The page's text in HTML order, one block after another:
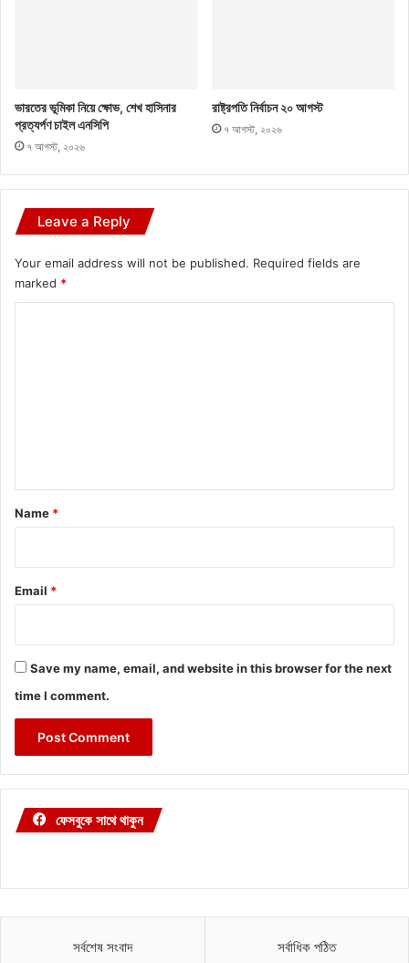
ভারতের ভূমিকা নিয়ে ক্ষোভ, শেখ হাসিনার
প্রত্যর্পণ চাইল এনসিপি
৭ আগস্ট, ২০২৬
রাষ্ট্রপতি নির্বাচন ২০ আগস্ট
৭ আগস্ট, ২০২৬
Leave a Reply
Your email address will not be published. Required fields are
marked *
*
Name *
Email *
Save my name, email, and website in this browser for the next
time I comment.
ফেসবুকে সাথে থাকুন
সর্বশেষ সংবাদ সর্বাধিক পঠিত